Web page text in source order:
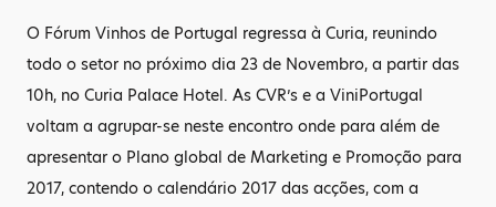
O Fórum Vinhos de Portugal regressa à Curia, reunindo
todo o setor no próximo dia 23 de Novembro, a partir das
10h, no Curia Palace Hotel. As CVR’s e a ViniPortugal
voltam a agrupar-se neste encontro onde para além de
apresentar o Plano global de Marketing e Promoção para
2017, contendo o calendário 2017 das acções, com a